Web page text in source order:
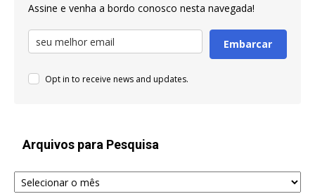
Assine e venha a bordo conosco nesta navegada!
Embarcar
Opt in to receive news and updates.
Arquivos para Pesquisa
Arquivos
para